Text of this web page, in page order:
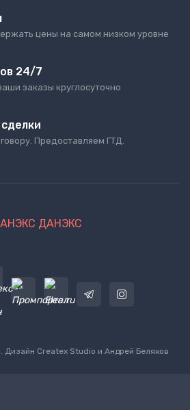
цены на самом низком уровне
24/7
заказы круглосуточно
Предоставляем ГТД.
ДАНЭКС
Дизайн Createx Studio и Андрей Беляков